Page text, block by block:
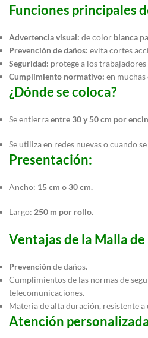
Funciones principales
Advertencia visual: de color blanca
Prevención de daños: evita cortes
Seguridad: protege a los
Cumplimiento normativo: en
¿Dónde se coloca?
Se entierraentre 30 y 50 cm por
Se utiliza en redes nuevas o cuando
Presentación:
Ancho: 15 cm o 30 cm.
Largo: 250 m por rollo.
Ventajas de la Malla
Prevenciónde daños.
Cumplimientos de las normas de
telecomunicaciones.
Materia de alta duración, resistente
Atención